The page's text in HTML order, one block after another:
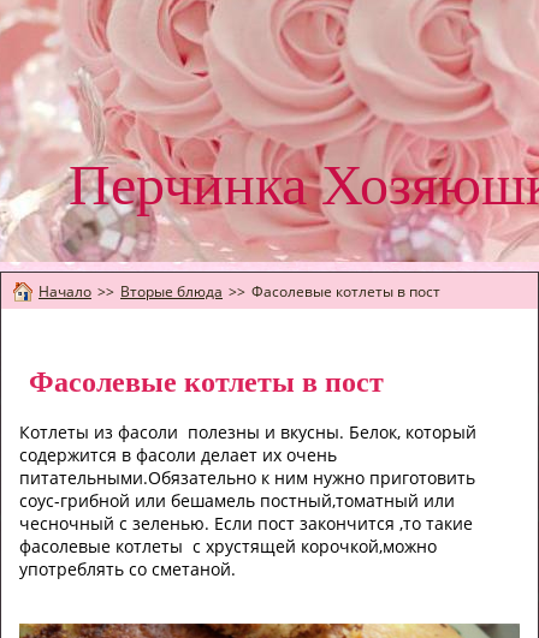
Перчинка
Начало >> Вторые блюда >> Фасолевые котлеты в пост
Фасолевые котлеты в пост
Котлеты из фасоли полезны и вкусны. Белок, который
содержится в фасоли делает их очень
питательными.Обязательно к ним нужно приготовить
соус-грибной или бешамель постный,томатный или
чесночный с зеленью. Если пост закончится ,то такие
фасолевые котлеты с хрустящей корочкой,можно
употреблять со сметаной.